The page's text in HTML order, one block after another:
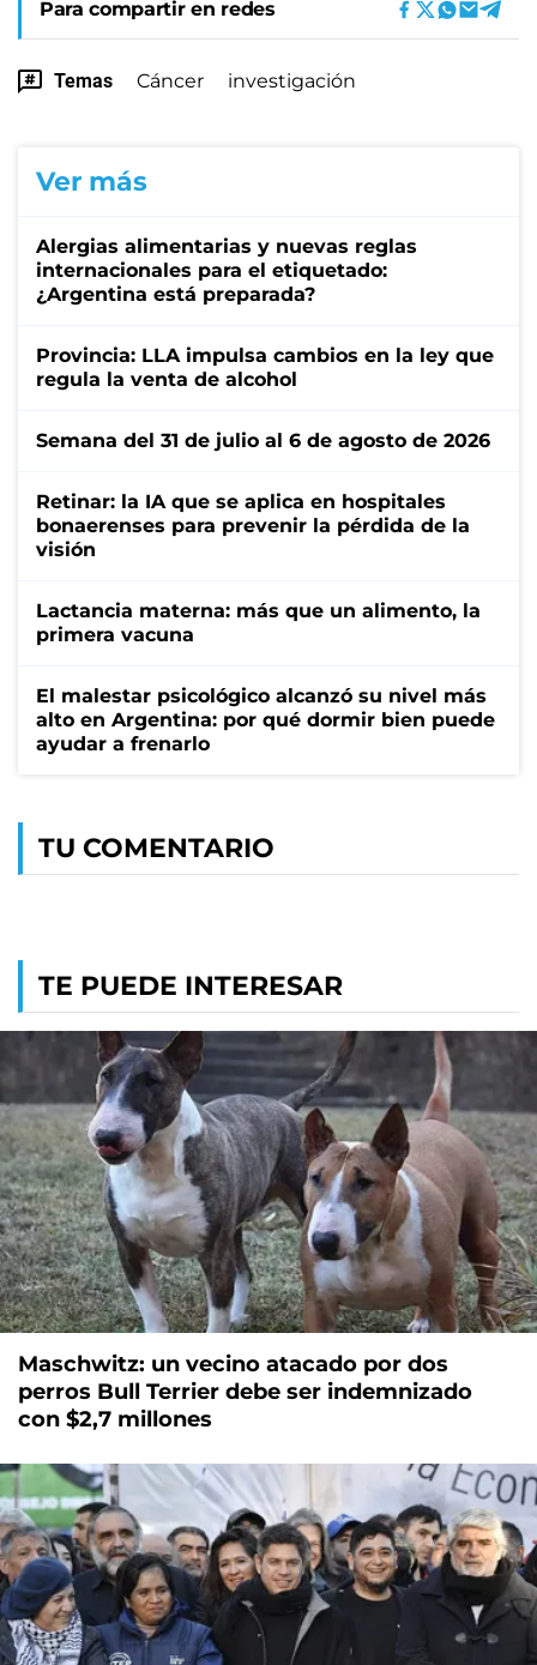
Para compartir en redes
Temas Cáncer investigación
Ver más
Alergias alimentarias y nuevas reglas
internacionales para el etiquetado:
¿Argentina está preparada?
Provincia: LLA impulsa cambios en la ley que
regula la venta de alcohol
Semana del 31 de julio al 6 de agosto de 2026
Retinar: la IA que se aplica en hospitales
bonaerenses para prevenir la pérdida de la
visión
Lactancia materna: más que un alimento, la
primera vacuna
El malestar psicológico alcanzó su nivel más
alto en Argentina: por qué dormir bien puede
ayudar a frenarlo
TU COMENTARIO
TE PUEDE INTERESAR
Maschwitz: un vecino atacado por dos
perros Bull Terrier debe ser indemnizado
con $2,7 millones